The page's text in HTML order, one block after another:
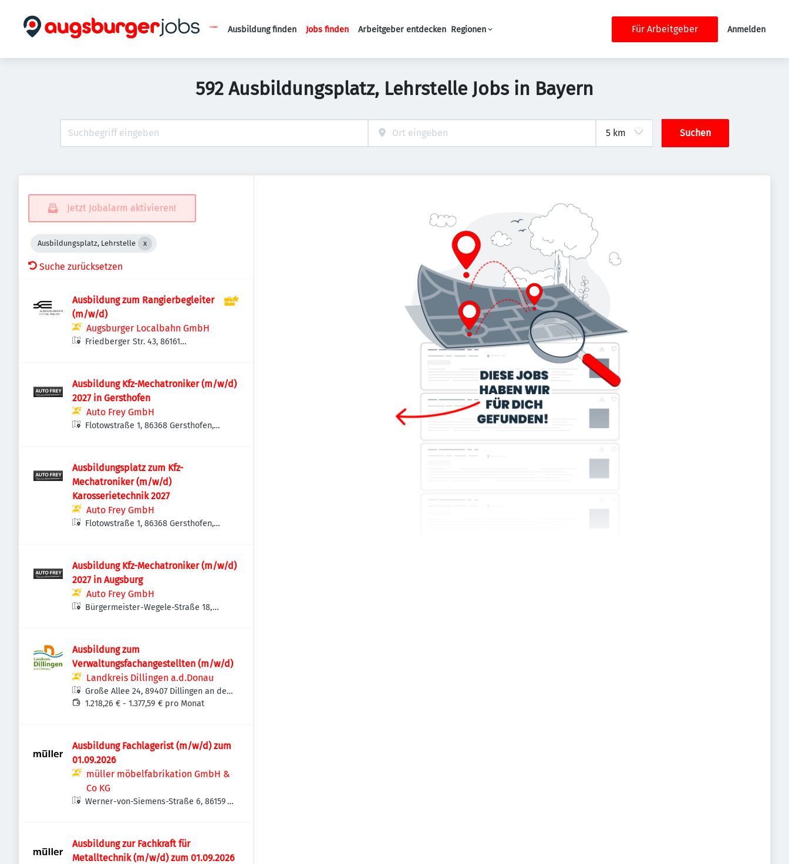
Haupt-Navigation
Ausbildung finden Jobs finden Arbeitgeber entdecken Regionen Für Arbeitgeber Anmelden
592 Ausbildungsplatz, Lehrstelle Jobs in Bayern
Suchen
Jetzt Jobalarm aktivieren!
Ausbildungsplatz, Lehrstelle
Suche zurücksetzen
Aus­bil­dung zum Ran­gier­be­glei­ter
(m/w/d)
Augsburger Localbahn GmbH
Friedberger Str. 43, 86161
Ausbildung Kfz-Mechatroniker (m/w/d)
2027 in Gersthofen
Auto Frey GmbH
Flotowstraße 1, 86368 Gersthofen,
Ausbildungsplatz zum Kfz-
Mechatroniker (m/w/d)
Karosserietechnik 2027
Auto Frey GmbH
Flotowstraße 1, 86368 Gersthofen,
Ausbildung Kfz-Mechatroniker (m/w/d)
2027 in Augsburg
Auto Frey GmbH
Bürgermeister-Wegele-Straße 18,
Ausbildung zum
Verwaltungsfachangestellten (m/w/d)
Landkreis Dillingen a.d.Donau
Große Allee 24, 89407 Dillingen an der
Donau, Deutschland
1.218,26 € - 1.377,59 € pro Monat
Ausbildung Fachlagerist (m/w/d) zum
01.09.2026
müller möbelfabrikation GmbH &
Co KG
Werner-von-Siemens-Straße 6, 86159
Ausbildung zur Fachkraft für
Metalltechnik (m/w/d) zum 01.09.2026